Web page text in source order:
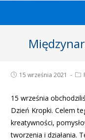
15 września 2021
15 września
Dzień Kropki. Celem
kreatywności,
tworzenia i działania.